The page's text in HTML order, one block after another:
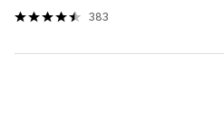
383